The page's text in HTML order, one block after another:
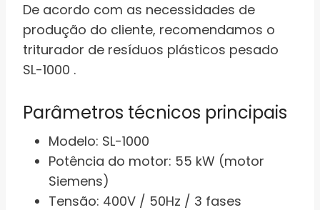
De acordo com as necessidades de
produção do cliente, recomendamos o
triturador de resíduos plásticos pesado
SL-1000 .
Parâmetros técnicos principais
Modelo: SL-1000
Potência do motor: 55 kW (motor
Siemens)
Tensão: 400V / 50Hz / 3 fases